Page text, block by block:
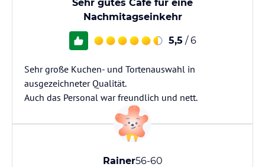
Sehr gutes Café für eine
Nachmitagseinkehr
5,5 / 6
Sehr große Kuchen- und Tortenauswahl in
ausgezeichneter Qualität.
Auch das Personal war freundlich und nett.
Rainer56-60